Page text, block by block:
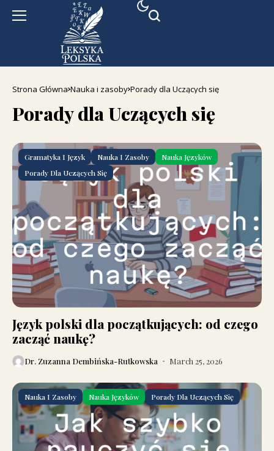
Strona Główna Nauka i zasoby Porady dla Uczących się
Porady dla Uczących się
Gramatyka I Język Nauka I Zasoby
Nauka Języków
Porady Dla Uczących Się
Język polski dla początkujących: od czego
zacząć naukę?
Dr. Zuzanna Dembińska-Rutkowska March 25, 2026
Nauka I Zasoby Nauka Języków Porady Dla Uczących Się